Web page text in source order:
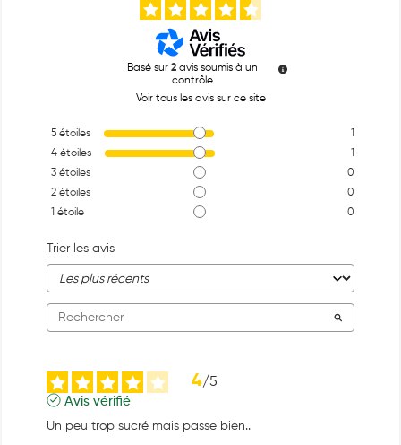
Basé sur 2 avis soumis à un
contrôle
Voir tous les avis sur ce site
5 étoiles
1
4 étoiles
1
3 étoiles
0
2 étoiles
0
1 étoile 0
Trier les avis
4/5
Avis vérifié
Un peu trop sucré mais passe bien..